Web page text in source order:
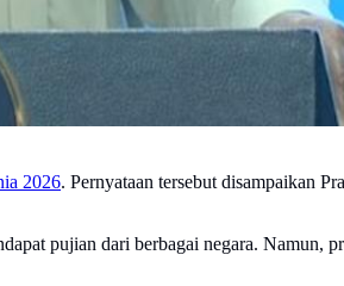
2026. Pernyataan tersebut disampaikan
pujian dari berbagai negara. Namun,